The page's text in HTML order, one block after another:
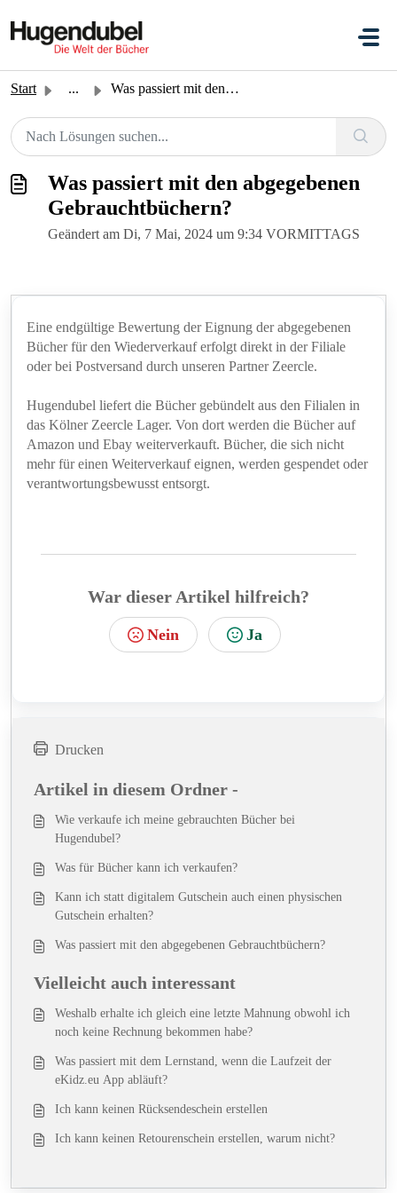
Start ... Was passiert mit den abgegebenen Gebrauchtbüchern?
Was passiert mit den abgegebenen
Gebrauchtbüchern?
Geändert am Di, 7 Mai, 2024 um 9:34 VORMITTAGS
Eine endgültige Bewertung der Eignung der abgegebenen
Bücher für den Wiederverkauf erfolgt direkt in der Filiale
oder bei Postversand durch unseren Partner Zeercle.
Hugendubel liefert die Bücher gebündelt aus den Filialen in
das Kölner Zeercle Lager. Von dort werden die Bücher auf
Amazon und Ebay weiterverkauft. Bücher, die sich nicht
mehr für einen Weiterverkauf eignen, werden gespendet oder
verantwortungsbewusst entsorgt.
War dieser Artikel hilfreich?
Nein Ja
Drucken
Artikel in diesem Ordner -
Wie verkaufe ich meine gebrauchten Bücher bei
Hugendubel?
Was für Bücher kann ich verkaufen?
Kann ich statt digitalem Gutschein auch einen physischen
Gutschein erhalten?
Was passiert mit den abgegebenen Gebrauchtbüchern?
Vielleicht auch interessant
Weshalb erhalte ich gleich eine letzte Mahnung obwohl ich
noch keine Rechnung bekommen habe?
Was passiert mit dem Lernstand, wenn die Laufzeit der
eKidz.eu App abläuft?
Ich kann keinen Rücksendeschein erstellen
Ich kann keinen Retourenschein erstellen, warum nicht?